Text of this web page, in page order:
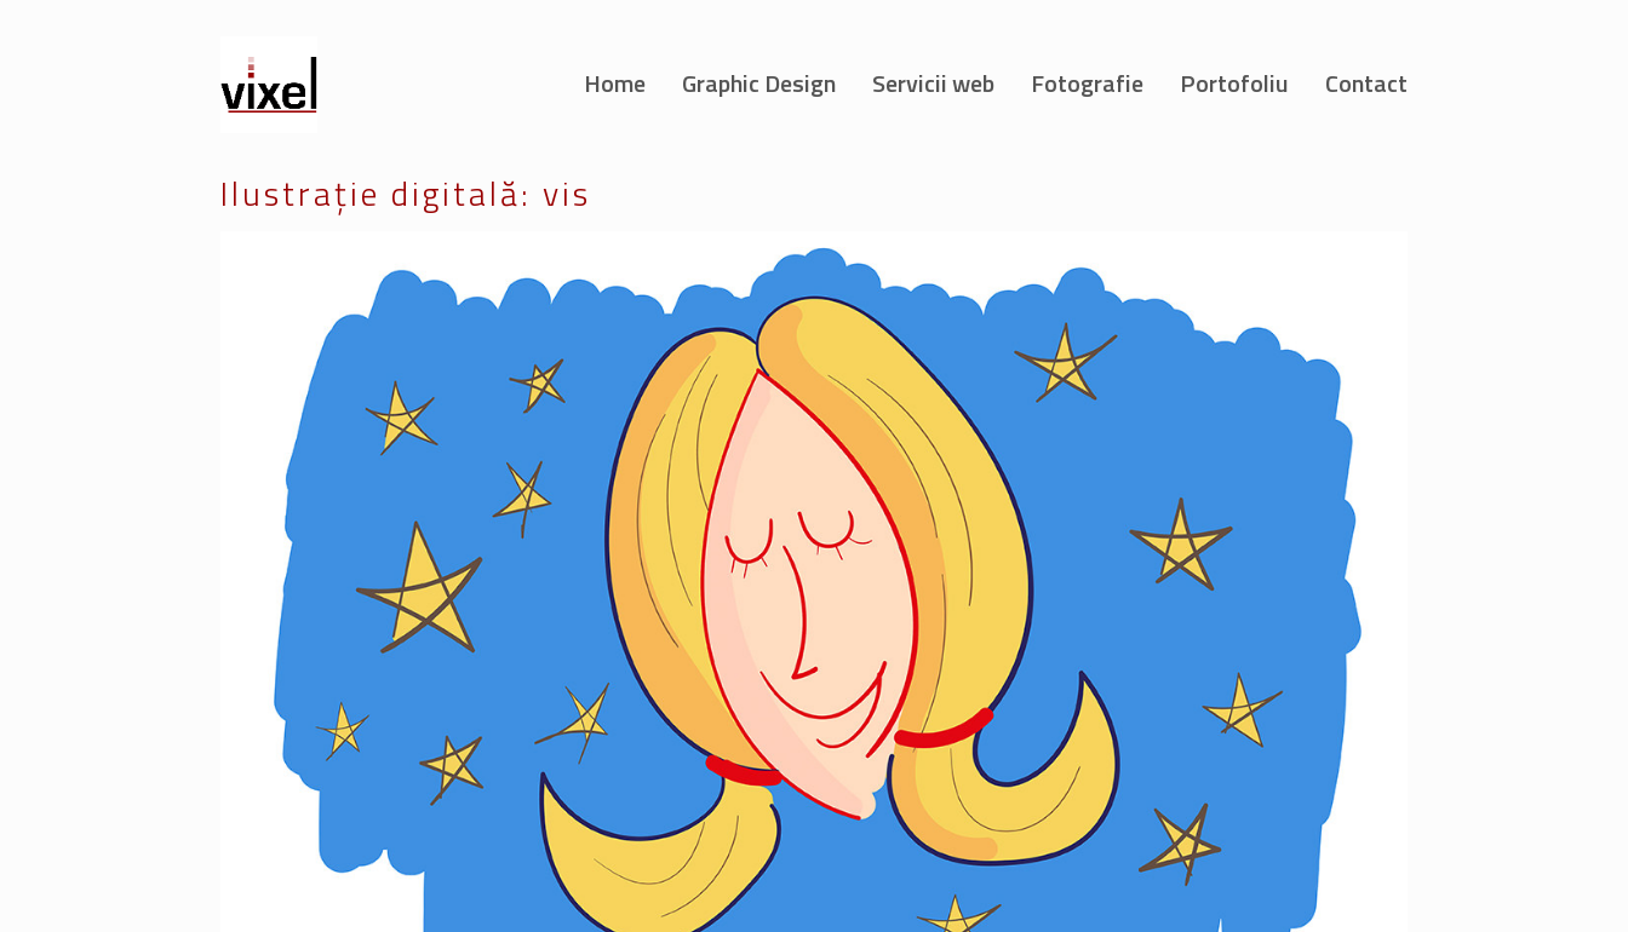
Home Graphic Design Servicii web Fotografie Portofoliu Contact
Ilustrație digitală: vis